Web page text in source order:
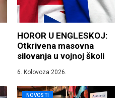
HOROR U ENGLESKOJ:
Otkrivena masovna
silovanja u vojnoj školi
6. Kolovoza 2026.
NOVOSTI